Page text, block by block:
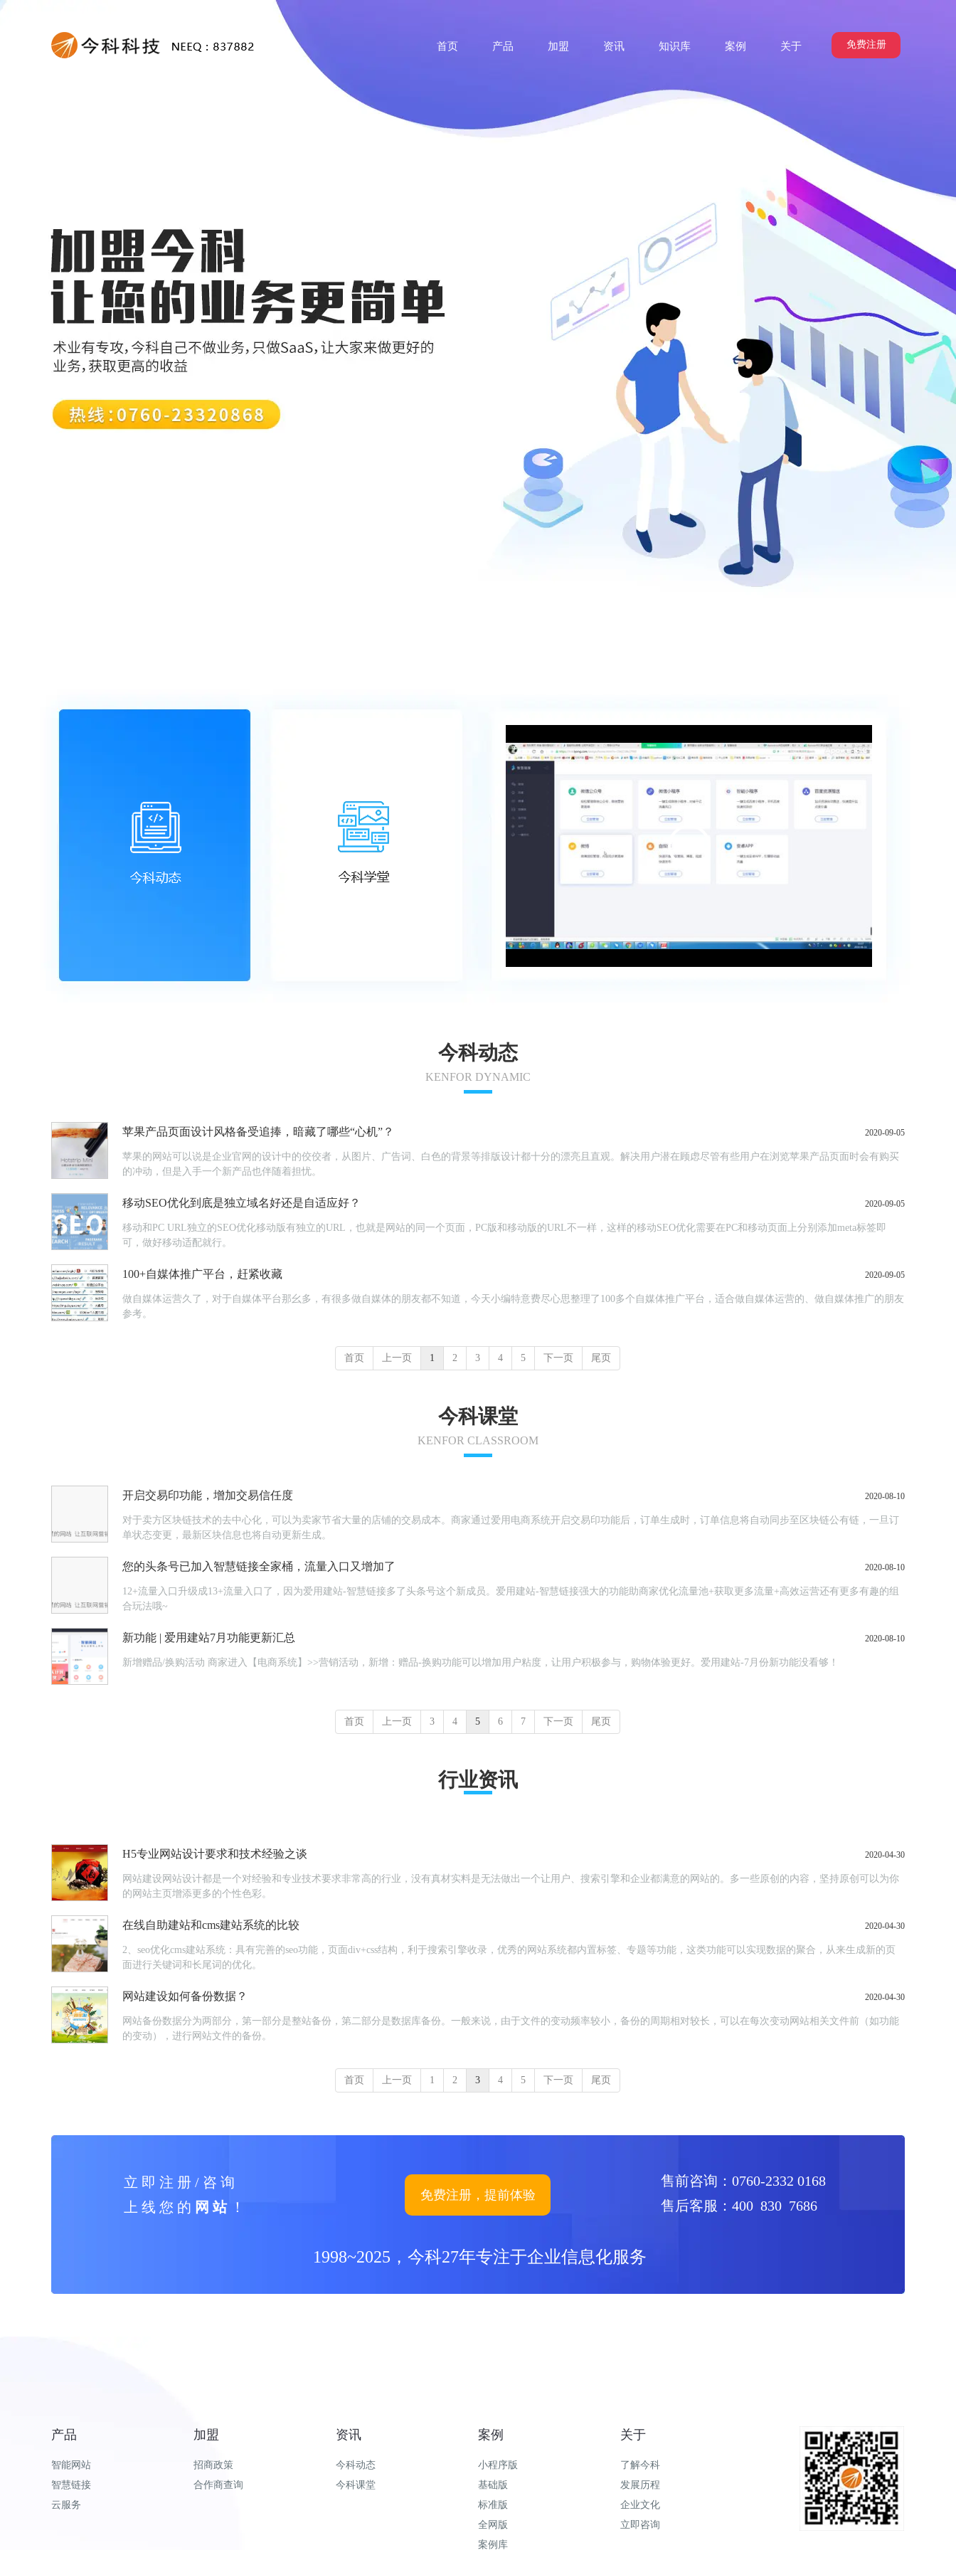
免费注册
首页 产品 加盟 资讯 知识库 案例 关于
今科动态
KENFOR DYNAMIC
苹果产品页面设计风格备受追捧，暗藏了哪些“心机”？ 2020-09-05
苹果的网站可以说是企业官网的设计中的佼佼者，从图片、广告词、白色的背景等排版设计都十分的漂亮且直观。解决用户潜在顾虑尽管有些用户在浏览苹果产品页面时会有购买
的冲动，但是入手一个新产品也伴随着担忧。
移动SEO优化到底是独立域名好还是自适应好？ 2020-09-05
移动和PC URL独立的SEO优化移动版有独立的URL，也就是网站的同一个页面，PC版和移动版的URL不一样，这样的移动SEO优化需要在PC和移动页面上分别添加meta标签即
可，做好移动适配就行。
100+自媒体推广平台，赶紧收藏 2020-09-05
做自媒体运营久了，对于自媒体平台那幺多，有很多做自媒体的朋友都不知道，今天小编特意费尽心思整理了100多个自媒体推广平台，适合做自媒体运营的、做自媒体推广的朋友
参考。
首页 上一页 1 2 3 4 5 下一页 尾页
今科课堂
KENFOR CLASSROOM
开启交易印功能，增加交易信任度 2020-08-10
对于卖方区块链技术的去中心化，可以为卖家节省大量的店铺的交易成本。商家通过爱用电商系统开启交易印功能后，订单生成时，订单信息将自动同步至区块链公有链，一旦订
单状态变更，最新区块信息也将自动更新生成。
您的头条号已加入智慧链接全家桶，流量入口又增加了 2020-08-10
12+流量入口升级成13+流量入口了，因为爱用建站-智慧链接多了头条号这个新成员。爱用建站-智慧链接强大的功能助商家优化流量池+获取更多流量+高效运营还有更多有趣的组
合玩法哦~
新功能 | 爱用建站7月功能更新汇总 2020-08-10
新增赠品/换购活动 商家进入【电商系统】>>营销活动，新增：赠品-换购功能可以增加用户粘度，让用户积极参与，购物体验更好。爱用建站-7月份新功能没看够！
首页 上一页 3 4 5 6 7 下一页 尾页
行业资讯
H5专业网站设计要求和技术经验之谈 2020-04-30
网站建设网站设计都是一个对经验和专业技术要求非常高的行业，没有真材实料是无法做出一个让用户、搜索引擎和企业都满意的网站的。多一些原创的内容，坚持原创可以为你
的网站主页增添更多的个性色彩。
在线自助建站和cms建站系统的比较 2020-04-30
2、seo优化cms建站系统：具有完善的seo功能，页面div+css结构，利于搜索引擎收录，优秀的网站系统都内置标签、专题等功能，这类功能可以实现数据的聚合，从来生成新的页
面进行关键词和长尾词的优化。
网站建设如何备份数据？ 2020-04-30
网站备份数据分为两部分，第一部分是整站备份，第二部分是数据库备份。一般来说，由于文件的变动频率较小，备份的周期相对较长，可以在每次变动网站相关文件前（如功能
的变动），进行网站文件的备份。
首页 上一页 1 2 3 4 5 下一页 尾页
售前咨询：0760-2332 0168
售后客服：400 830 7686
1998~2025，今科27年专注于企业信息化服务
立 即 注 册 / 咨 询
上 线 您 的 网 站！
免费注册，提前体验
产品
智能网站
智慧链接
云服务
加盟
招商政策
合作商查询
资讯
今科动态
今科课堂
案例
小程序版
基础版
标准版
全网版
案例库
关于
了解今科
发展历程
企业文化
立即咨询